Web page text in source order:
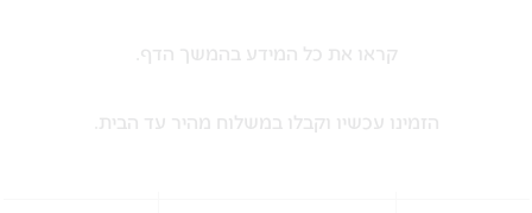
קראו את כל המידע בהמשך הדף.
הזמינו עכשיו וקבלו במשלוח מהיר עד הבית.